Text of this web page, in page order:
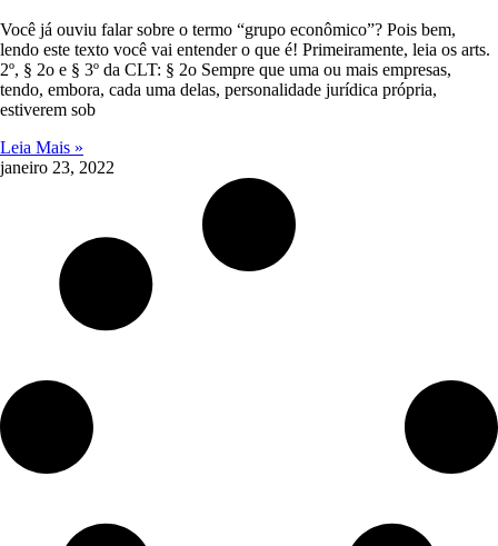
Você já ouviu falar sobre o termo “grupo econômico”? Pois bem,
lendo este texto você vai entender o que é! Primeiramente, leia os arts.
2º, § 2o e § 3º da CLT: § 2o Sempre que uma ou mais empresas,
tendo, embora, cada uma delas, personalidade jurídica própria,
estiverem sob
Leia Mais »
janeiro 23, 2022